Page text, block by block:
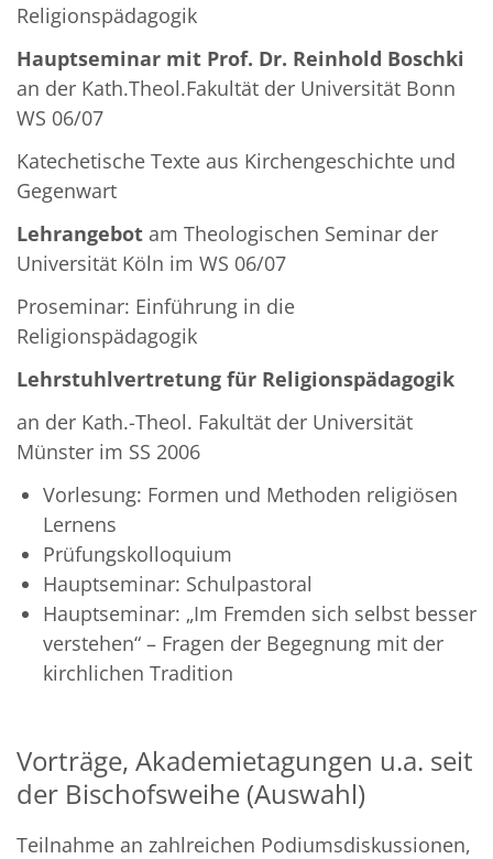
Religionspädagogik
Hauptseminar mit Prof. Dr. Reinhold Boschki
an der Kath.Theol.Fakultät der Universität Bonn
WS 06/07
Katechetische Texte aus Kirchengeschichte und
Gegenwart
Lehrangebot am Theologischen Seminar der
Universität Köln im WS 06/07
Proseminar: Einführung in die
Religionspädagogik
Lehrstuhlvertretung für Religionspädagogik
an der Kath.-Theol. Fakultät der Universität
Münster im SS 2006
Vorlesung: Formen und Methoden religiösen
Lernens
Prüfungskolloquium
Hauptseminar: Schulpastoral
Hauptseminar: „Im Fremden sich selbst besser
verstehen“ – Fragen der Begegnung mit der
kirchlichen Tradition
Vorträge, Akademietagungen u.a. seit
der Bischofsweihe (Auswahl)
Teilnahme an zahlreichen Podiumsdiskussionen,